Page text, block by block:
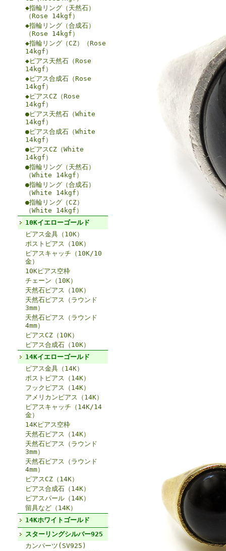
◆指輪リング（天然石）
（Rose 14kgf）
◆指輪リング（合成石）
（Rose 14kgf）
◆指輪リング（CZ）（Rose
14kgf）
◆ピアス天然石（Rose
14kgf）
◆ピアス合成石（Rose
14kgf）
◆ピアスCZ（Rose
14kgf）
●ピアス天然石（White
14kgf）
●ピアス合成石（White
14kgf）
●ピアスCZ（White
14kgf）
●指輪リング（天然石）
（White 14kgf）
●指輪リング（合成石）
（White 14kgf）
●指輪リング（CZ）
（White 14kgf）
10Kイエローゴールド
ピアス金具（10K）
ポストピアス（10K）
ピアスキャッチ（10K/10
金）
10Kピアス空枠
チェーン（10K）
天然石ピアス（10K）
天然石ピアス（ラウンド
3mm）
天然石ピアス（ラウンド
4mm）
ピアスCZ（10K）
ピアス合成石（10K）
14Kイエローゴールド
ピアス金具（14K）
ポストピアス（14K）
フックピアス（14K）
アメリカンピアス（14K）
ピアスキャッチ（14K/14
金）
14Kピアス空枠
天然石ピアス（14K）
天然石ピアス（ラウンド
3mm）
天然石ピアス（ラウンド
4mm）
ピアスCZ（14K）
ピアス合成石（14K）
ピアスパール（14K）
留具など（14K）
14Kホワイトゴールド
スターリングシルバー925
カンパーツ(SV925)